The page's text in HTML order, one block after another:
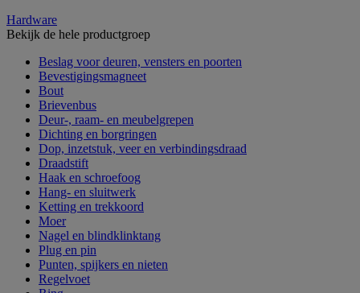
Hardware
Bekijk de hele productgroep
Beslag voor deuren, vensters en poorten
Bevestigingsmagneet
Bout
Brievenbus
Deur-, raam- en meubelgrepen
Dichting en borgringen
Dop, inzetstuk, veer en verbindingsdraad
Draadstift
Haak en schroefoog
Hang- en sluitwerk
Ketting en trekkoord
Moer
Nagel en blindklinktang
Plug en pin
Punten, spijkers en nieten
Regelvoet